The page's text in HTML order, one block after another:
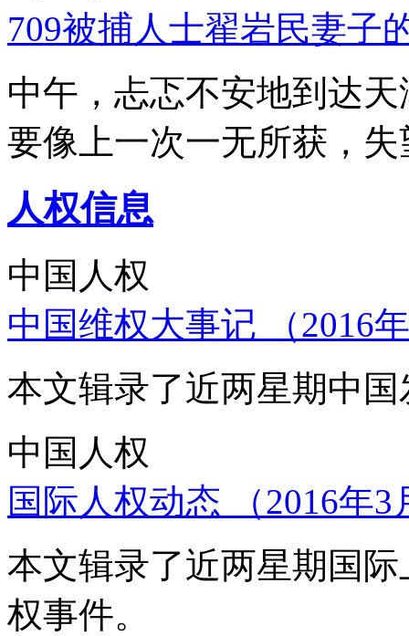
709被捕人士翟岩民妻子
中午，忐忑不安地到达
要像上一次一无所获，
人权信息
中国人权
中国维权大事记 （2016
本文辑录了近两星期中
中国人权
国际人权动态 （2016年
本文辑录了近两星期国
权事件。